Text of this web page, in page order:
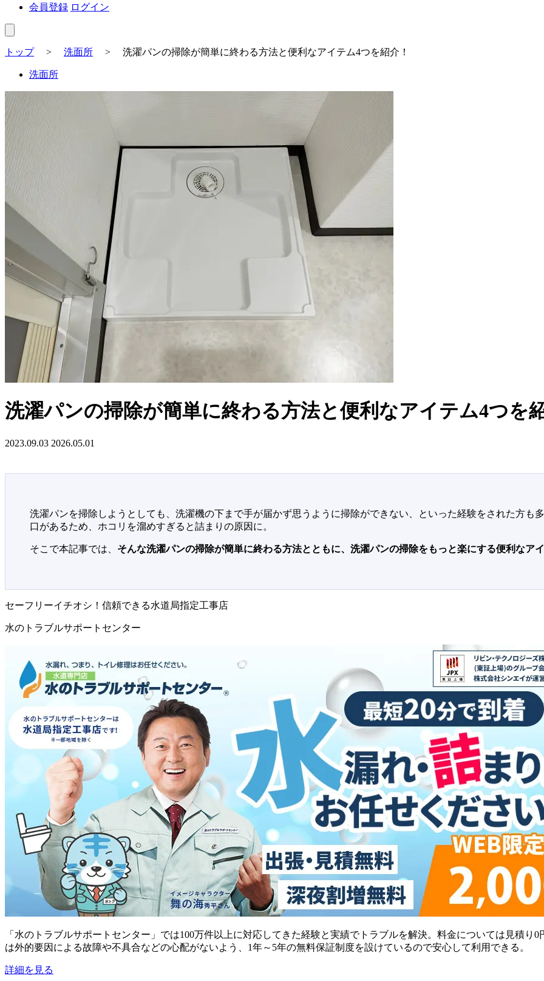
会員登録 ログイン
トップ> 洗面所 > 洗濯パンの掃除が簡単に終わる方法と便利なアイテム4つを紹介！
洗面所
洗濯パンの掃除が簡単に終わる方法と便利なアイテム4つを
2023.09.03 2026.05.01
洗濯パンを掃除しようとしても、洗濯機の下まで手が届かず思うように掃除ができない、といった経験をされた方も
口があるため、ホコリを溜めすぎると詰まりの原因に。
そこで本記事では、 そんな洗濯パンの掃除が簡単に終わる方法とともに、洗濯パンの掃除をもっと楽にする便利なア
セーフリーイチオシ！信頼できる水道局指定工事店
水のトラブルサポートセンター
「水のトラブルサポートセンター」では100万件以上に対応してきた経験と実績でトラブルを解決。料金については見積り
は外的要因による故障や不具合などの心配がないよう、1年～5年の無料保証制度を設けているので安心して利用できる。
詳細を見る